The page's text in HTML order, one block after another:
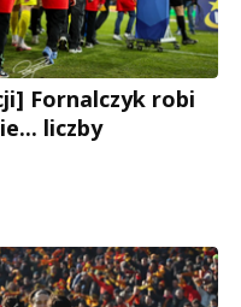
Fornalczyk robi
liczby